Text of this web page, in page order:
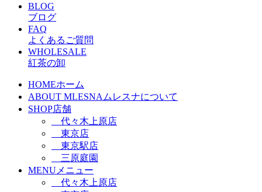
BLOG
ブログ
FAQ
よくあるご質問
WHOLESALE
紅茶の卸
HOMEホーム
ABOUT MLESNA ムレスナについて
SHOP店舗
代々木上原店
東京店
東京駅店
三原庭園
MENU メニュー
代々木上原店